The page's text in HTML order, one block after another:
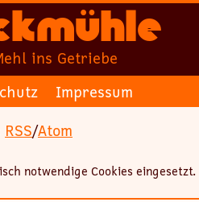
ins Getriebe
Impressum
RSS/Atom
notwendige Cookies eingesetzt.